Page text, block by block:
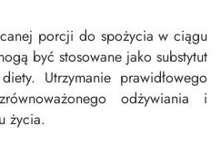
porcji do spożycia w ciągu
być stosowane jako substytut
Utrzymanie prawidłowego
odżywiania i
życia.